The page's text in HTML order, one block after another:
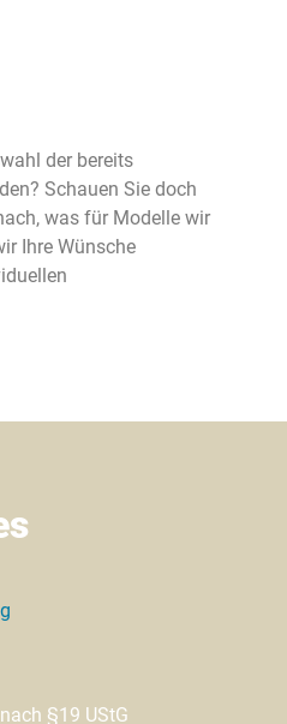
der bereits
Schauen Sie doch
was für Modelle wir
Ihre Wünsche
§19 UStG